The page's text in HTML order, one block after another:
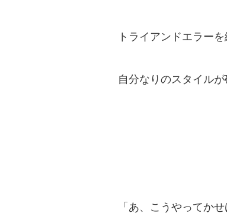
トライアンドエラーを
自分なりのスタイルが
「あ、こうやってか